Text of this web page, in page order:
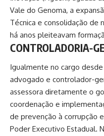
Vale do Genoma, a
Técnica e consolidação de
há anos pleiteavam
CONTROLADORIA-
Igualmente no cargo
advogado e controlador-
assessora diretamente o
coordenação e
de prevenção à corrupção
Poder Executivo Estadual.